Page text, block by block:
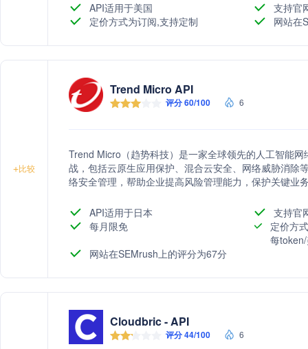
API适用于美国
支持官
定价方式为订阅,支持定制
网站在
+比较
Trend Micro API
评分 60/100 6
Trend Micro（趋势科技）是一家全球领先的人工智能
战，包括云原生应用保护、混合云安全、网络威胁消除
络安全管理，帮助企业提高风险管理能力，保护关键业
API适用于日本
支持官
每月限免
定价方
每
网站在SEMrush上的评分为67分
Cloudbric - API
评分 44/100 6